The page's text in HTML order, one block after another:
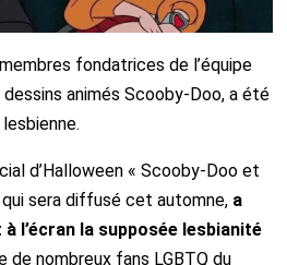
fondatrices de l’équipe
animés Scooby-Doo, a été
d’Halloween « Scooby-Doo et
qui sera diffusé cet automne, a
l’écran la supposée lesbianité
de nombreux fans LGBTQ du